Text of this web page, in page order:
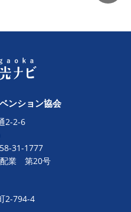
ンション協会
2-2-6
31-1777
配業 第20号
2-794-4